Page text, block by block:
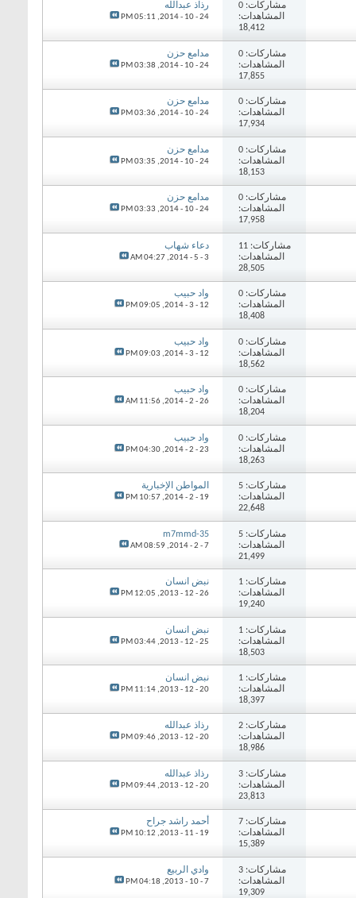
مشاركات: 0
المشاهدات:
18,412
رذاذ عبدالله
24 - 10 - 2014,
05:11 PM
مشاركات: 0
المشاهدات:
17,855
مدامع حزن
24 - 10 - 2014,
03:38 PM
مشاركات: 0
المشاهدات:
17,934
مدامع حزن
24 - 10 - 2014,
03:36 PM
مشاركات: 0
المشاهدات:
18,153
مدامع حزن
24 - 10 - 2014,
03:35 PM
مشاركات: 0
المشاهدات:
17,958
مدامع حزن
24 - 10 - 2014,
03:33 PM
مشاركات: 11
المشاهدات:
28,505
دعاء شهاب
3 - 5 - 2014,
04:27 AM
مشاركات: 0
المشاهدات:
18,408
واد حبيب
12 - 3 - 2014,
09:05 PM
مشاركات: 0
المشاهدات:
18,562
واد حبيب
12 - 3 - 2014,
09:03 PM
مشاركات: 0
المشاهدات:
18,204
واد حبيب
26 - 2 - 2014,
11:56 AM
مشاركات: 0
المشاهدات:
18,263
واد حبيب
23 - 2 - 2014,
04:30 PM
مشاركات: 5
المشاهدات:
22,648
المواطن الإخبارية
19 - 2 - 2014,
10:57 PM
مشاركات: 5
المشاهدات:
21,499
m7mmd-35
7 - 2 - 2014,
08:59 AM
مشاركات: 1
المشاهدات:
19,240
نبض انسان
26 - 12 - 2013,
12:05 PM
مشاركات: 1
المشاهدات:
18,503
نبض انسان
25 - 12 - 2013,
03:44 PM
مشاركات: 1
المشاهدات:
18,397
نبض انسان
20 - 12 - 2013,
11:14 PM
مشاركات: 2
المشاهدات:
18,986
رذاذ عبدالله
20 - 12 - 2013,
09:46 PM
مشاركات: 3
المشاهدات:
23,813
رذاذ عبدالله
20 - 12 - 2013,
09:44 PM
مشاركات: 7
المشاهدات:
15,389
أحمد راشد جراح
19 - 11 - 2013,
10:12 PM
مشاركات: 3
المشاهدات:
19,309
وادي الربيع
7 - 10 - 2013,
04:18 PM